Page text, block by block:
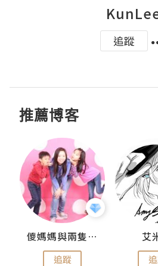
追蹤
推薦博客
儍媽媽與兩隻小魔怪之家
追蹤
艾